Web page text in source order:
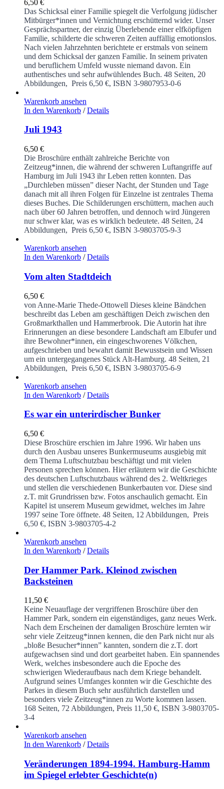
6,50 €
Das Schicksal einer Familie spiegelt die Verfolgung jüdischer
Mitbürger*innen und Vernichtung erschütternd wider. Unser
Gesprächspartner, der einzig Überlebende einer elfköpfigen
Familie, schilderte die schweren Zeiten auffällig emotionslos.
Nach vielen Jahrzehnten berichtete er erstmals von seinem
und dem Schicksal der ganzen Familie. In seinem privaten
und beruflichem Umfeld wusste niemand davon. Ein
authentisches und sehr aufwühlendes Buch. 48 Seiten, 20
Abbildungen, Preis 6,50 €, ISBN 3-9807953-0-6
Warenkorb ansehen
In den Warenkorb / Details
Juli 1943
6,50 €
Die Broschüre enthält zahlreiche Berichte von
Zeitzeug*innen, die während der schweren Luftangriffe auf
Hamburg im Juli 1943 ihr Leben retten konnten. Das
„Durchleben müssen” dieser Nacht, der Stunden und Tage
danach mit all ihren Folgen für Einzelne ist zentrales Thema
dieses Buches. Die Schilderungen erschüttern, machen auch
nach über 60 Jahren betroffen, und dennoch wird Jüngeren
nur schwer klar, was es wirklich bedeutete. 48 Seiten, 24
Abbildungen, Preis 6,50 €, ISBN 3-9803705-9-3
Warenkorb ansehen
In den Warenkorb / Details
Vom alten Stadtdeich
6,50 €
von Anne-Marie Thede-Ottowell Dieses kleine Bändchen
beschreibt das Leben am geschäftigen Deich zwischen den
Großmarkthallen und Hammerbrook. Die Autorin hat ihre
Erinnerungen an diese besondere Landschaft am Elbufer und
ihre Bewohner*innen, ein eingeschworenes Völkchen,
aufgeschrieben und bewahrt damit Bewusstsein und Wissen
um ein untergegangenes Stück Alt-Hamburg. 48 Seiten, 21
Abbildungen, Preis 6,50 €, ISBN 3-9803705-6-9
Warenkorb ansehen
In den Warenkorb / Details
Es war ein unterirdischer Bunker
6,50 €
Diese Broschüre erschien im Jahre 1996. Wir haben uns
durch den Ausbau unseres Bunkermuseums ausgiebig mit
dem Thema Luftschutzbau beschäftigt und mit vielen
Personen sprechen können. Hier erläutern wir die Geschichte
des deutschen Luftschutzbaus während des 2. Weltkrieges
und stellen die verschiedenen Bunkerbauten vor. Diese sind
z.T. mit Grundrissen bzw. Fotos anschaulich gemacht. Ein
Kapitel ist unserem Museum gewidmet, welches im Jahre
1997 seine Tore öffnete. 48 Seiten, 12 Abbildungen, Preis
6,50 €, ISBN 3-9803705-4-2
Warenkorb ansehen
In den Warenkorb / Details
Der Hammer Park. Kleinod zwischen
Backsteinen
11,50 €
Keine Neuauflage der vergriffenen Broschüre über den
Hammer Park, sondern ein eigenständiges, ganz neues Werk.
Nach dem Erscheinen der damaligen Broschüre lernten wir
sehr viele Zeitzeug*innen kennen, die den Park nicht nur als
„bloße Besucher*innen” kannten, sondern die z.T. dort
aufgewachsen sind und dort gearbeitet haben. Ein spannendes
Werk, welches insbesondere auch die Epoche des
schwierigen Wiederaufbaus nach dem Kriege behandelt.
Aufgrund seines Umfanges konnten wir die Geschichte des
Parkes in diesem Buch sehr ausführlich darstellen und
besonders viele Zeitzeug*innen zu Worte kommen lassen.
168 Seiten, 72 Abbildungen, Preis 11,50 €, ISBN 3-9803705-
3-4
Warenkorb ansehen
In den Warenkorb / Details
Veränderungen 1894-1994. Hamburg-Hamm
im Spiegel erlebter Geschichte(n)